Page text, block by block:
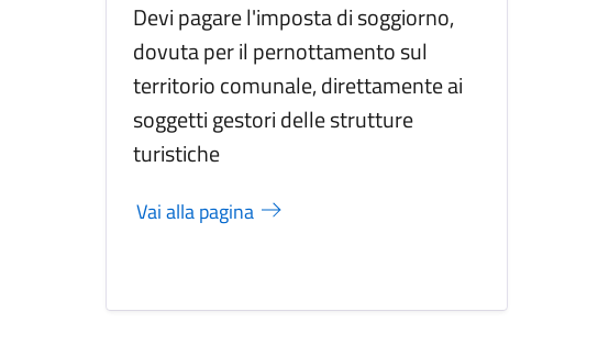
Devi pagare l'imposta di soggiorno,
dovuta per il pernottamento sul
territorio comunale, direttamente ai
soggetti gestori delle strutture
turistiche
Vai alla pagina